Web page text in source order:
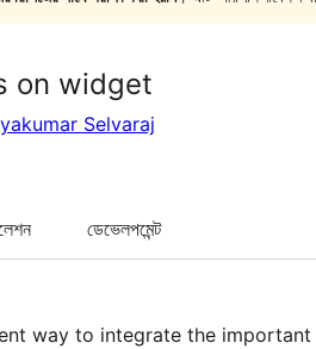
on widget
Selvaraj
ডেভেলপমেন্ট
way to integrate the